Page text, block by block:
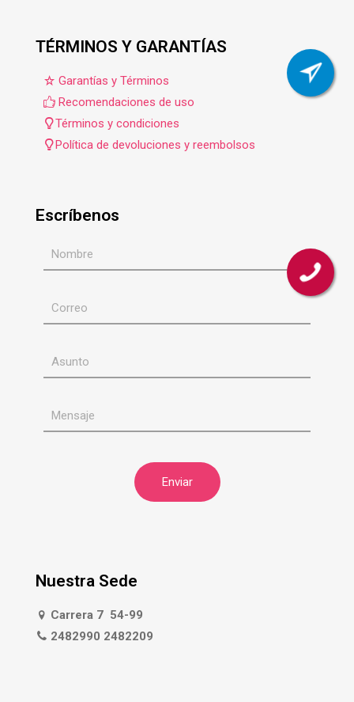
TÉRMINOS Y GARANTÍAS
Garantías y Términos
Recomendaciones de uso
Términos y condiciones
Política de devoluciones y reembolsos
Escríbenos
Nuestra Sede
Carrera 7 54-99
2482990 2482209